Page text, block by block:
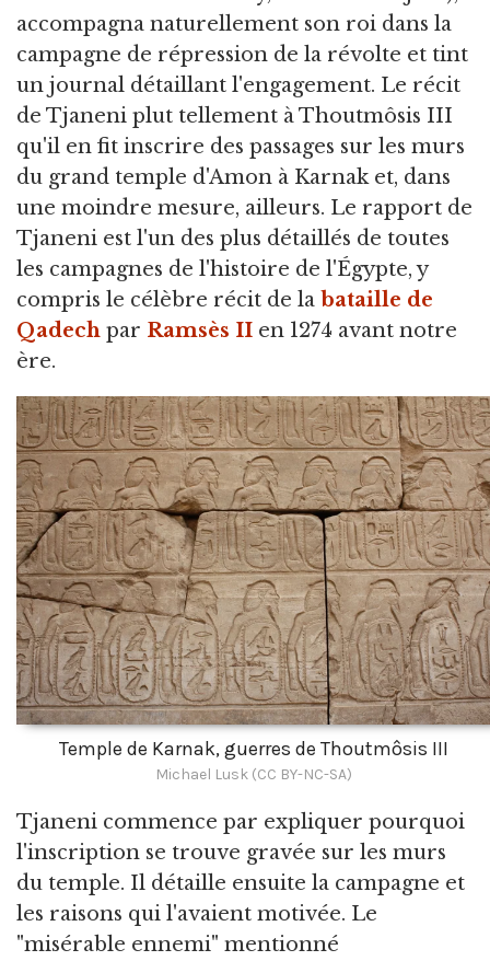
accompagna naturellement son roi dans la
campagne de répression de la révolte et tint
un journal détaillant l'engagement. Le récit
de Tjaneni plut tellement à Thoutmôsis III
qu'il en fit inscrire des passages sur les murs
du grand temple d'Amon à Karnak et, dans
une moindre mesure, ailleurs. Le rapport de
Tjaneni est l'un des plus détaillés de toutes
les campagnes de l'histoire de l'Égypte, y
compris le célèbre récit de la bataille de
Qadech par Ramsès II en 1274 avant notre
ère.
Temple de Karnak, guerres de Thoutmôsis III
Michael Lusk (CC BY-NC-SA)
Tjaneni commence par expliquer pourquoi
l'inscription se trouve gravée sur les murs
du temple. Il détaille ensuite la campagne et
les raisons qui l'avaient motivée. Le
"misérable ennemi" mentionné